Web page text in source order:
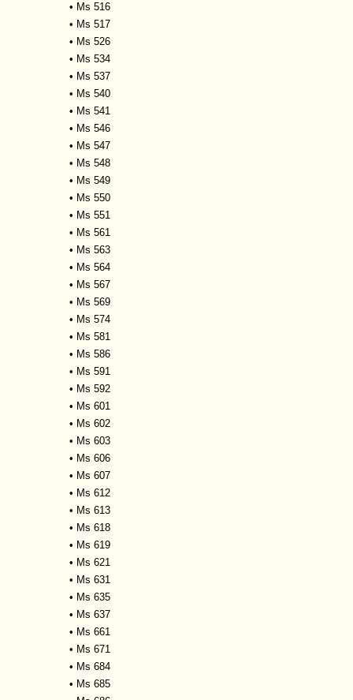
• Ms 516
• Ms 517
• Ms 526
• Ms 534
• Ms 537
• Ms 540
• Ms 541
• Ms 546
• Ms 547
• Ms 548
• Ms 549
• Ms 550
• Ms 551
• Ms 561
• Ms 563
• Ms 564
• Ms 567
• Ms 569
• Ms 574
• Ms 581
• Ms 586
• Ms 591
• Ms 592
• Ms 601
• Ms 602
• Ms 603
• Ms 606
• Ms 607
• Ms 612
• Ms 613
• Ms 618
• Ms 619
• Ms 621
• Ms 631
• Ms 635
• Ms 637
• Ms 661
• Ms 671
• Ms 684
• Ms 685